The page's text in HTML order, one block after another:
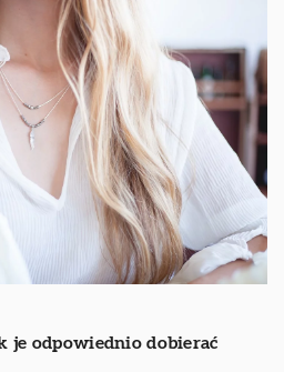
je odpowiednio dobierać